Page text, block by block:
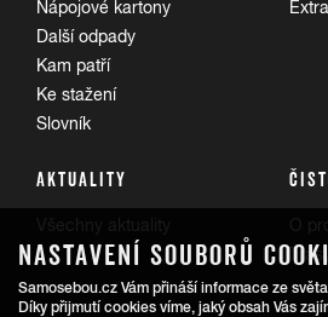
Nápojové kartony
Další odpady
Kam patří
Ke stažení
Slovník
Extra
AKTUALITY
Trasy
NASTAVENÍ SOUBORŮ
Samosebou.cz Vám přináší informace ze
Díky přijmutí cookies víme, jaký obsah Vás